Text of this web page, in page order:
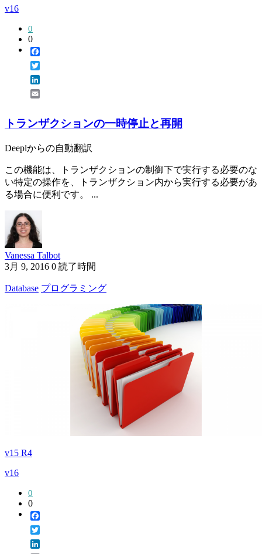
v16
0
0
トランザクションの一時停止と再開
Deeplからの自動翻訳
この機能は、トランザクションの制御下で実行する必要のな
い特定の操作を、トランザクション内から実行する必要があ
る場合に便利です。 ...
Vanessa Talbot
3月 9, 2016 0 読了時間
Database プログラミング
v15 R4
v16
0
0